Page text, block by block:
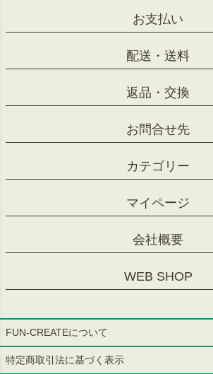
お支払い
配送・送料
返品・交換
お問合せ先
カテゴリー
マイページ
会社概要
WEB SHOP
FUN-CREATEについて
特定商取引法に基づく表示